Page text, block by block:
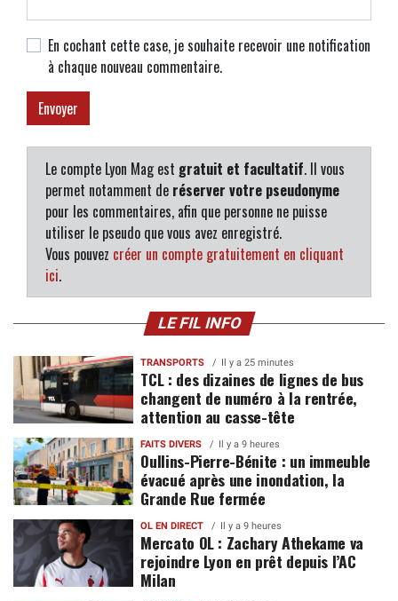
En cochant cette case, je souhaite recevoir une notification
à chaque nouveau commentaire.
Le compte Lyon Mag est gratuit et facultatif. Il vous
permet notamment de réserver votre pseudonyme
pour les commentaires, afin que personne ne puisse
utiliser le pseudo que vous avez enregistré.
Vous pouvez créer un compte gratuitement en cliquant
ici.
LE FIL INFO
TRANSPORTS Il y a 25 minutes
TCL : des dizaines de lignes de bus
changent de numéro à la rentrée,
attention au casse-tête
FAITS DIVERS Il y a 9 heures
Oullins-Pierre-Bénite : un immeuble
évacué après une inondation, la
Grande Rue fermée
OL EN DIRECT Il y a 9 heures
Mercato OL : Zachary Athekame va
rejoindre Lyon en prêt depuis l’AC
Milan